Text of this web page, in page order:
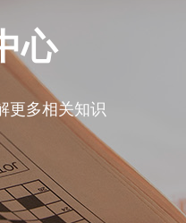
心
更多相关知识